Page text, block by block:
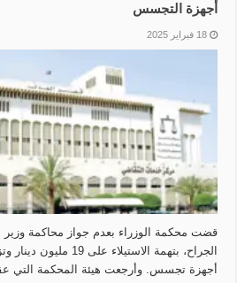
أجهزة التجسس
18 فبراير 2025
قضت محكمة الوزراء بعدم جواز محاكمة وزير
الجراح، بتهمة
أجهزة تجسس. وأرجعت هيئة المحكمة التي